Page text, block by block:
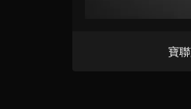
寶